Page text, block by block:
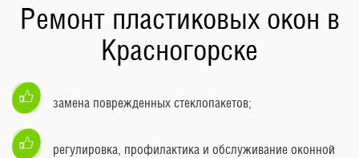
Ремонт пластиковых окон в
Красногорске
замена поврежденных стеклопакетов;
регулировка, профилактика и обслуживание оконной